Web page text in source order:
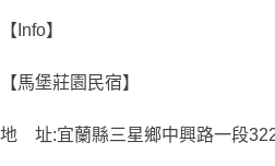
【Info】
【馬堡莊園民宿】
地 址:宜蘭縣三星鄉中興路一段